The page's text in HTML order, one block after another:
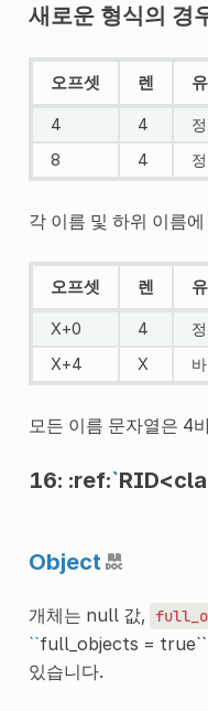
새로운 형식의 경
오프셋 렌
4 4
8
4
각 이름 및 하위 이름에
오프셋 렌
X+0 4
X+4
X
모든 이름 문자열은 4
16: :ref:`
Object
개체는 null 값,
``full_objects = true``
있습니다.